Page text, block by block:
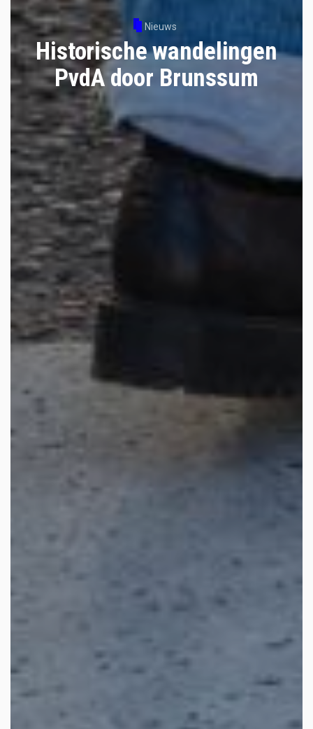
Nieuws
Historische wandelingen
PvdA door Brunssum